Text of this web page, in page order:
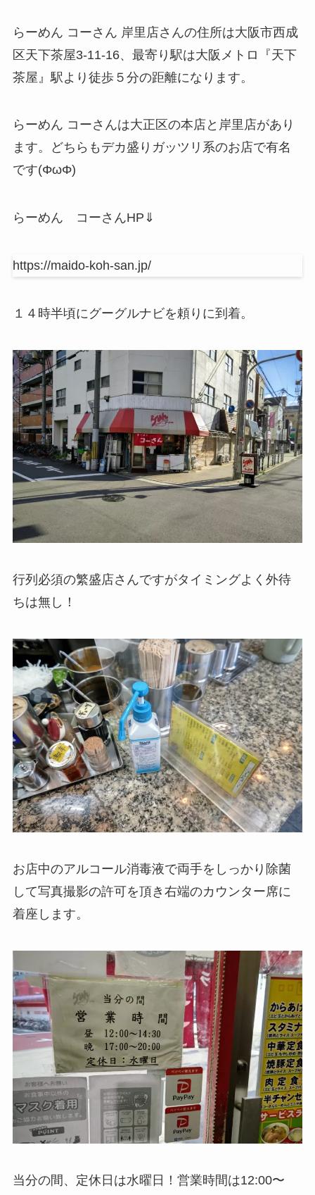
らーめん コーさん 岸里店さんの住所は大阪市西成
区天下茶屋3-11-16、最寄り駅は大阪メトロ『天下
茶屋』駅より徒歩５分の距離になります。
らーめん コーさんは大正区の本店と岸里店があり
ます。どちらもデカ盛りガッツリ系のお店で有名
です(ΦωΦ)
らーめん コーさんHP⇓
https://maido-koh-san.jp/
１４時半頃にグーグルナビを頼りに到着。
行列必須の繁盛店さんですがタイミングよく外待
ちは無し！
お店中のアルコール消毒液で両手をしっかり除菌
して写真撮影の許可を頂き右端のカウンター席に
着座します。
当分の間、定休日は水曜日！営業時間は12:00〜